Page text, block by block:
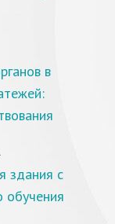
в
здания с
обучения